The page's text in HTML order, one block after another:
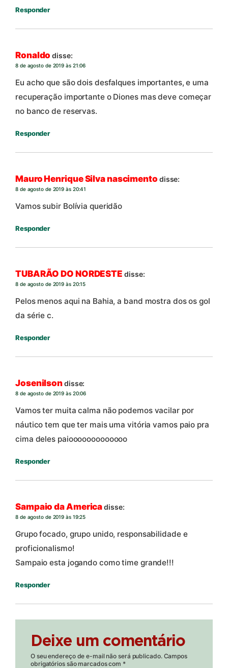
Responder
Ronaldo disse:
8 de agosto de 2019 às 21:06
Eu acho que são dois desfalques importantes, e uma
recuperação importante o Diones mas deve começar
no banco de reservas.
Responder
Mauro Henrique Silva nascimento disse:
8 de agosto de 2019 às 20:41
Vamos subir Bolívia queridão
Responder
TUBARÃO DO NORDESTE disse:
8 de agosto de 2019 às 20:15
Pelos menos aqui na Bahia, a band mostra dos os gol
da série c.
Responder
Josenilsondisse:
8 de agosto de 2019 às 20:06
Vamos ter muita calma não podemos vacilar por
náutico tem que ter mais uma vitória vamos paio pra
cima deles paiooooooooooooo
Responder
Sampaio da Americadisse:
8 de agosto de 2019 às 19:25
Grupo focado, grupo unido, responsabilidade e
proficionalismo!
Sampaio esta jogando como time grande!!!
Responder
Deixe um comentário
O seu endereço de e-mail não será publicado. Campos
obrigatórios são marcados com *